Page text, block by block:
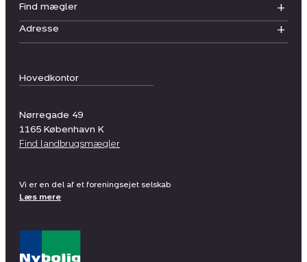
Hovedkontor
Nørregade 49
1165 København K
Find landbrugsmægler
Find mægler
Adresse
Vi er en del af et foreningsejet selskab
Læs mere